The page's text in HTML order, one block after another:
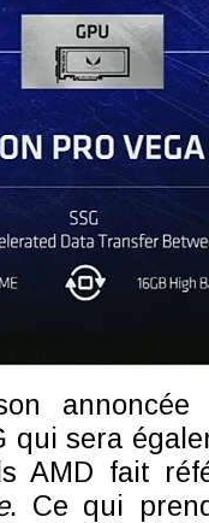
qui sera
AMD fait
. Ce qui